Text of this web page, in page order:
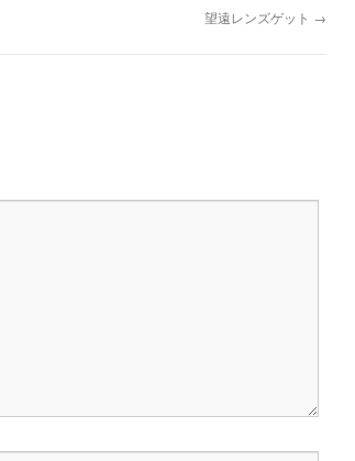
望遠レンズゲット →